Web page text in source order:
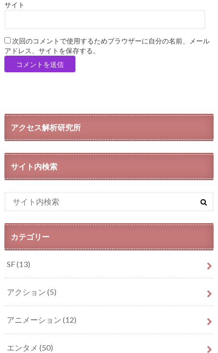
サイト
次回のコメントで使用するためブラウザーに自分の名前、メール
アドレス、サイトを保存する。
アクセス解析研究所
サイト内検索
カテゴリー
SF(13)
アクション (5)
アニメーション (12)
エンタメ (50)